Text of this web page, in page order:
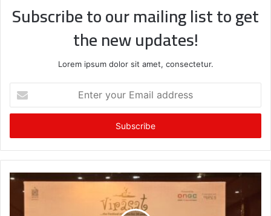
Subscribe to our mailing list to get
the new updates!
Lorem ipsum dolor sit amet, consectetur.
t
r
y
u